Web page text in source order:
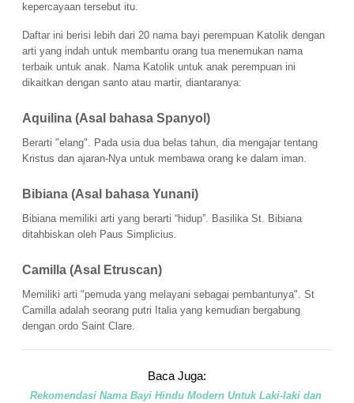
kepercayaan tersebut itu.
Daftar ini berisi lebih dari 20 nama bayi perempuan Katolik dengan
arti yang indah untuk membantu orang tua menemukan nama
terbaik untuk anak. Nama Katolik untuk anak perempuan ini
dikaitkan dengan santo atau martir, diantaranya:
Aquilina (Asal bahasa Spanyol)
Berarti "elang". Pada usia dua belas tahun, dia mengajar tentang
Kristus dan ajaran-Nya untuk membawa orang ke dalam iman.
Bibiana (Asal bahasa Yunani)
Bibiana memiliki arti yang berarti “hidup”. Basilika St. Bibiana
ditahbiskan oleh Paus Simplicius.
Camilla (Asal Etruscan)
Memiliki arti "pemuda yang melayani sebagai pembantunya". St
Camilla adalah seorang putri Italia yang kemudian bergabung
dengan ordo Saint Clare.
Baca Juga:
Rekomendasi Nama Bayi Hindu Modern Untuk Laki-laki dan